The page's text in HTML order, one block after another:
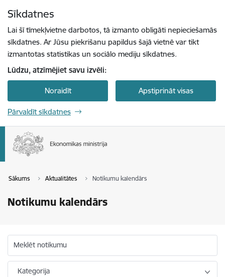
Sīkdatnes
Lai šī tīmekļvietne darbotos, tā izmanto obligāti nepieciešamās
sīkdatnes. Ar Jūsu piekrišanu papildus šajā vietnē var tikt
izmantotas statistikas un sociālo mediju sīkdatnes.
Lūdzu, atzīmējiet savu izvēli:
Noraidīt Apstiprināt visas
Pārvaldīt sīkdatnes
Sākums Aktualitātes Notikumu kalendārs
Notikumu kalendārs
Meklēt notikumu
Kategorija